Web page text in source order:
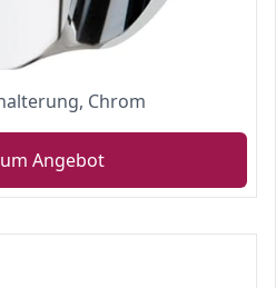
Chrom
Angebot